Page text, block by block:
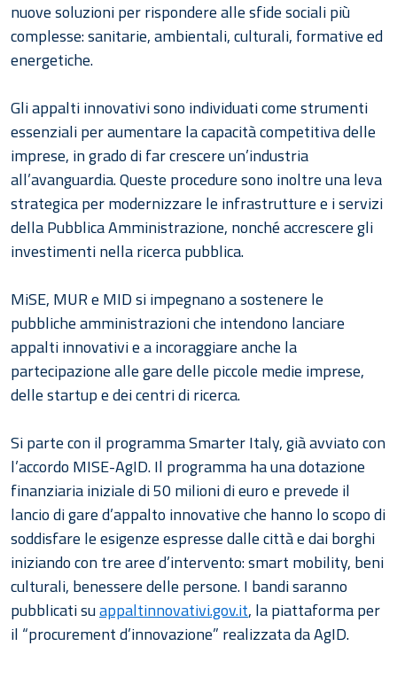
nuove soluzioni per rispondere alle sfide sociali più
complesse: sanitarie, ambientali, culturali, formative ed
energetiche.
Gli appalti innovativi sono individuati come strumenti
essenziali per aumentare la capacità competitiva delle
imprese, in grado di far crescere un’industria
all’avanguardia. Queste procedure sono inoltre una leva
strategica per modernizzare le infrastrutture e i servizi
della Pubblica Amministrazione, nonché accrescere gli
investimenti nella ricerca pubblica.
MiSE, MUR e MID si impegnano a sostenere le
pubbliche amministrazioni che intendono lanciare
appalti innovativi e a incoraggiare anche la
partecipazione alle gare delle piccole medie imprese,
delle startup e dei centri di ricerca.
Si parte con il programma Smarter Italy, già avviato con
l’accordo MISE-AgID. Il programma ha una dotazione
finanziaria iniziale di 50 milioni di euro e prevede il
lancio di gare d’appalto innovative che hanno lo scopo di
soddisfare le esigenze espresse dalle città e dai borghi
iniziando con tre aree d’intervento: smart mobility, beni
culturali, benessere delle persone. I bandi saranno
pubblicati suappaltinnovativi.gov.it, la piattaforma per
il “procurement d’innovazione” realizzata da AgID.